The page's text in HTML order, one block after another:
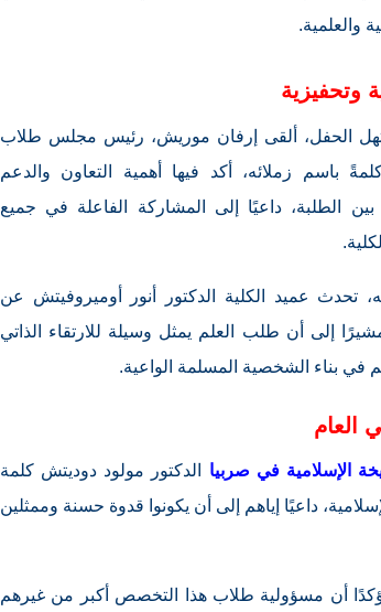
والعلمية.
وتحفيزية
الحفل، ألقى إرفان موريش، رئيس مجلس طلاب
كلمةً باسم زملائه، أكد فيها أهمية التعاون والدعم
بين الطلبة، داعيًا إلى المشاركة الفاعلة في جميع
تحدث عميد الكلية الدكتور أنور أوميروفيتش عن
إلى أن طلب العلم يمثل وسيلة للارتقاء الذاتي
في بناء الشخصية المسلمة الواعية.
العام
الإسلامية في صربيا الدكتور مولود دوديتش كلمة
داعيًا إياهم إلى أن يكونوا قدوة حسنة وممثلين
أن مسؤولية طلاب هذا التخصص أكبر من غيرهم